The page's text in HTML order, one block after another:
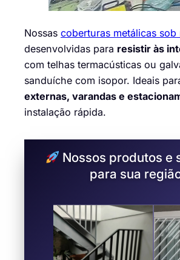
Nossas coberturas metálicas sob
desenvolvidas para resistir às
com telhas termacústicas ou
sanduíche com isopor. Ideais
externas, varandas e
instalação rápida.
Nossos produtos e
para sua